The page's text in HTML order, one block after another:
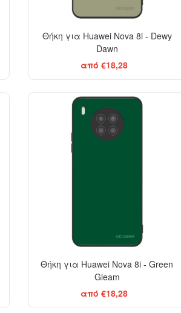
Θήκη για Huawei Nova 8i - Dewy
Dawn
από €18,28
Θήκη για Huawei Nova 8i - Green
Gleam
από €18,28